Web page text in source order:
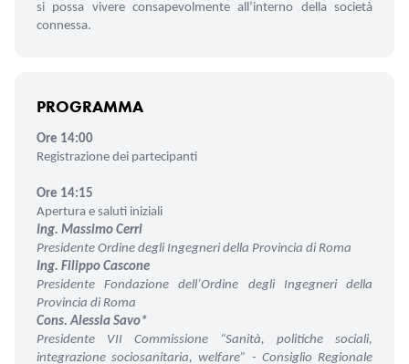
si possa vivere consapevolmente all’interno della società
connessa.
PROGRAMMA
Ore 14:00
Registrazione dei partecipanti
Ore 14:15
Apertura e saluti iniziali
Ing. Massimo Cerri
Presidente Ordine degli Ingegneri della Provincia di Roma
Ing. Filippo Cascone
Presidente Fondazione dell’Ordine degli Ingegneri della
Provincia di Roma
Cons. Alessia Savo*
Presidente VII Commissione
“Sanità, politiche sociali,
integrazione sociosanitaria, welfare” - Consiglio Regionale